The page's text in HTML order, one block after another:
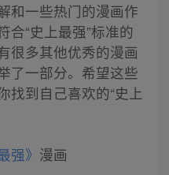
和一些热门的漫画作
合“史上最强”标准的
很多其他优秀的漫画
了一部分。希望这些
找到自己喜欢的“史上
强》 漫画